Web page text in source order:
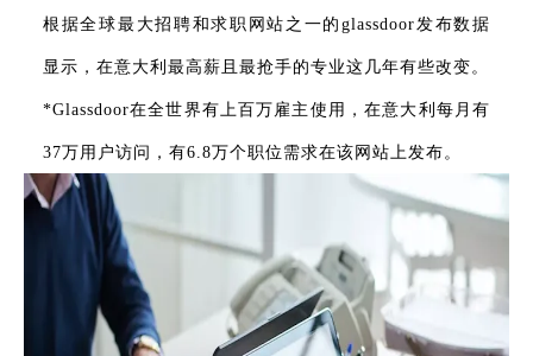
根据全球最大招聘和求职网站之一的glassdoor发布数据
显示，在意大利最高薪且最抢手的专业这几年有些改变。
*Glassdoor在全世界有上百万雇主使用，在意大利每月有
37万用户访问，有6.8万个职位需求在该网站上发布。